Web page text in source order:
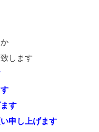
します
す
申し上げます